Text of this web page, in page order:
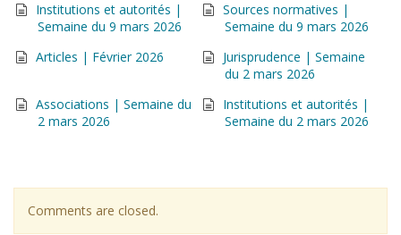
Institutions et autorités |
Semaine du 9 mars 2026
Sources normatives |
Semaine du 9 mars 2026
Articles | Février 2026
Jurisprudence | Semaine
du 2 mars 2026
Associations | Semaine du
2 mars 2026
Institutions et autorités |
Semaine du 2 mars 2026
Comments are closed.